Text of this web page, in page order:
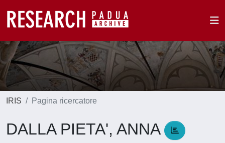
IRIS Pagina ricercatore
DALLA PIETA', ANNA